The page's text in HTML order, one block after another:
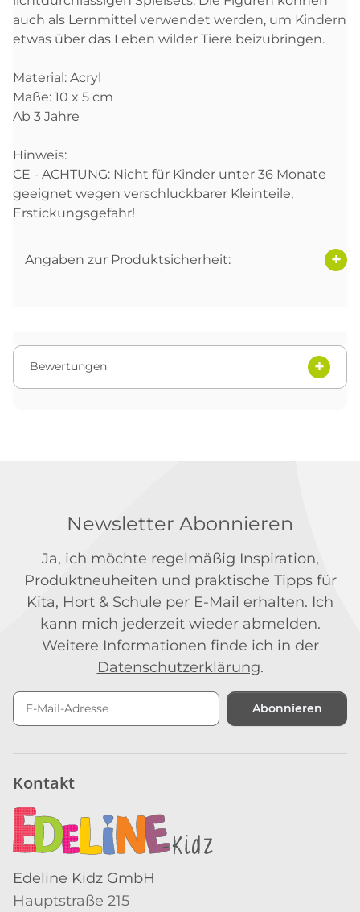
auch als Lernmittel verwendet werden, um Kindern
etwas über das Leben wilder Tiere beizubringen.
Material: Acryl
Maße: 10 x 5 cm
Ab 3 Jahre
Hinweis:
CE - ACHTUNG: Nicht für Kinder unter 36 Monate
geeignet wegen verschluckbarer Kleinteile,
Erstickungsgefahr!
Angaben zur Produktsicherheit:
Bewertungen
Newsletter Abonnieren
Ja, ich möchte regelmäßig Inspiration,
Produktneuheiten und praktische Tipps für
Kita, Hort & Schule per E-Mail erhalten. Ich
kann mich jederzeit wieder abmelden.
Weitere Informationen finde ich in der
Datenschutzerklärung.
Abonnieren
Kontakt
Edeline Kidz GmbH
Hauptstraße 215